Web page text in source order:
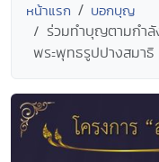
หน้าแรก บอกบุญ
ร่วมทำบุญตามกำลั
พระพุทธรูปปางสมาธิ